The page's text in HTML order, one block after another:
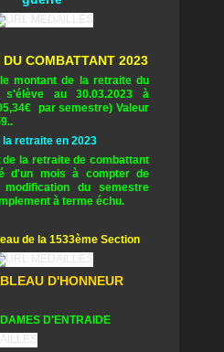
DU COMBATTANT 2023
montant de la retraite du
s'élève au 30.03.2023 à
par semestre) Valeur
la retraite en 2023
de la retraite de combattant
d'un mois à compter de
du semestre
à terme échu.
de la 1533ème Section
D'HONNEUR
DAMES D'ENTRAIDE